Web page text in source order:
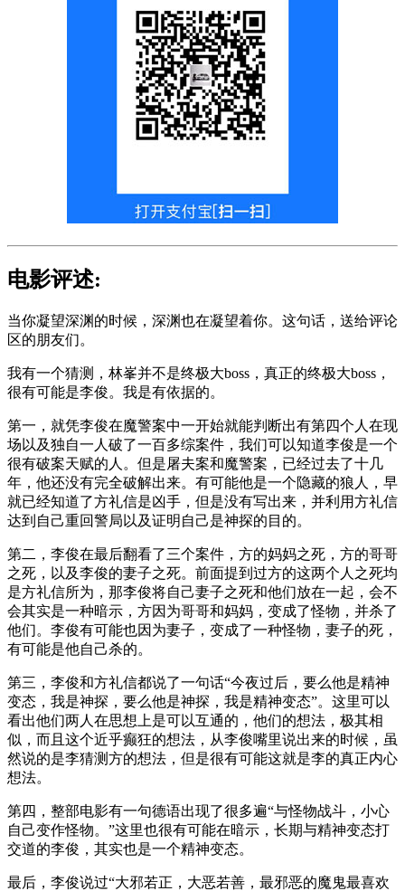
电影评述:
当你凝望深渊的时候，深渊也在凝望着你。这句话，送给评论
区的朋友们。
我有一个猜测，林峯并不是终极大boss，真正的终极大boss，
很有可能是李俊。我是有依据的。
第一，就凭李俊在魔警案中一开始就能判断出有第四个人在现
场以及独自一人破了一百多综案件，我们可以知道李俊是一个
很有破案天赋的人。但是屠夫案和魔警案，已经过去了十几
年，他还没有完全破解出来。有可能他是一个隐藏的狼人，早
就已经知道了方礼信是凶手，但是没有写出来，并利用方礼信
达到自己重回警局以及证明自己是神探的目的。
第二，李俊在最后翻看了三个案件，方的妈妈之死，方的哥哥
之死，以及李俊的妻子之死。前面提到过方的这两个人之死均
是方礼信所为，那李俊将自己妻子之死和他们放在一起，会不
会其实是一种暗示，方因为哥哥和妈妈，变成了怪物，并杀了
他们。李俊有可能也因为妻子，变成了一种怪物，妻子的死，
有可能是他自己杀的。
第三，李俊和方礼信都说了一句话“今夜过后，要么他是精神
变态，我是神探，要么他是神探，我是精神变态”。这里可以
看出他们两人在思想上是可以互通的，他们的想法，极其相
似，而且这个近乎癫狂的想法，从李俊嘴里说出来的时候，虽
然说的是李猜测方的想法，但是很有可能这就是李的真正内心
想法。
第四，整部电影有一句德语出现了很多遍“与怪物战斗，小心
自己变作怪物。”这里也很有可能在暗示，长期与精神变态打
交道的李俊，其实也是一个精神变态。
最后，李俊说过“大邪若正，大恶若善，最邪恶的魔鬼最喜欢